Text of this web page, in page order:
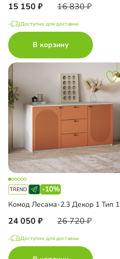
15 150 16 830
Доступно для доставки
В корзину
-10%
Комод Лесама-2.3 Декор 1 Тип 1
24 050 26 720
Доступно для доставки